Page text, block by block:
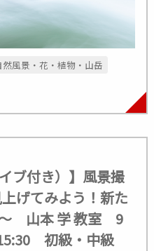
然風景・花・植物・山岳
ブ付き）】風景撮
げてみよう！新た
～ 山本 学 教室 9
初級・中級